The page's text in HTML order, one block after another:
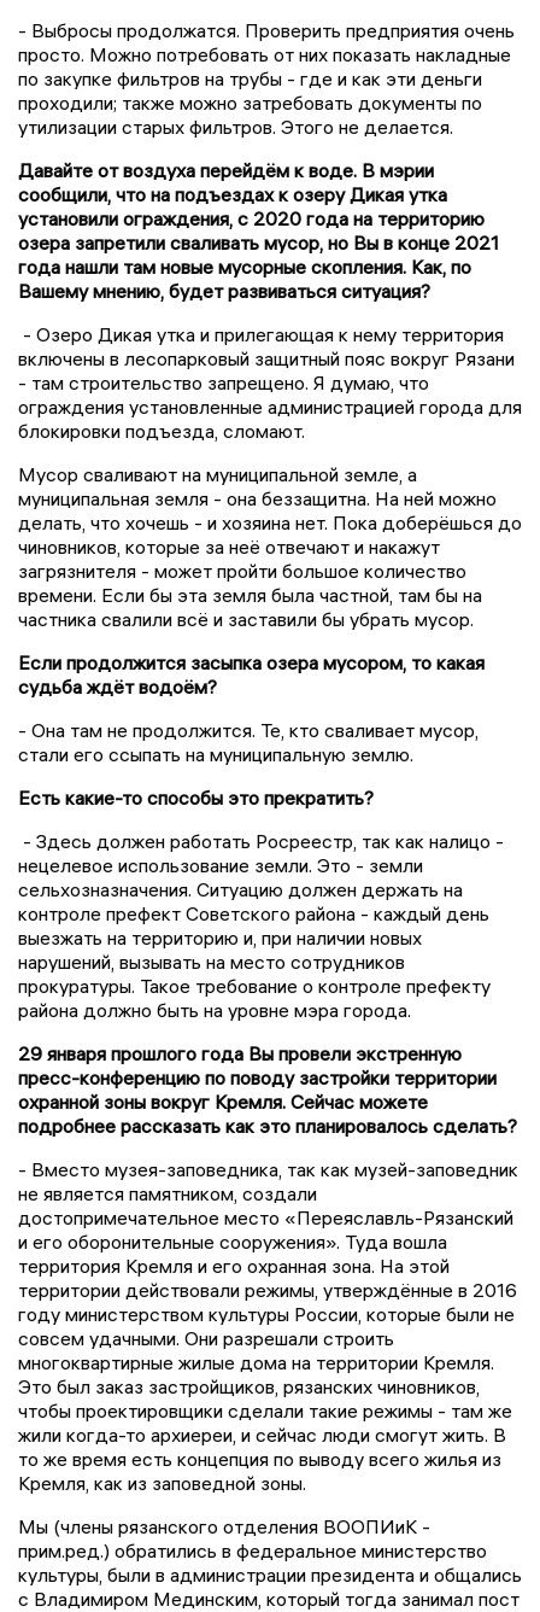
- Выбросы продолжатся. Проверить предприятия очень
просто. Можно потребовать от них показать накладные
по закупке фильтров на трубы - где и как эти деньги
проходили; также можно затребовать документы по
утилизации старых фильтров. Этого не делается.
Давайте от воздуха перейдём к воде. В мэрии
сообщили, что на подъездах к озеру Дикая утка
установили ограждения, с 2020 года на территорию
озера запретили сваливать мусор, но Вы в конце 2021
года нашли там новые мусорные скопления. Как, по
Вашему мнению, будет развиваться ситуация?
- Озеро Дикая утка и прилегающая к нему территория
включены в лесопарковый защитный пояс вокруг Рязани
- там строительство запрещено. Я думаю, что
ограждения установленные администрацией города для
блокировки подъезда, сломают.
Мусор сваливают на муниципальной земле, а
муниципальная земля - она беззащитна. На ней можно
делать, что хочешь - и хозяина нет. Пока доберёшься до
чиновников, которые за неё отвечают и накажут
загрязнителя - может пройти большое количество
времени. Если бы эта земля была частной, там бы на
частника свалили всё и заставили бы убрать мусор.
Если продолжится засыпка озера мусором, то какая
судьба ждёт водоём?
- Она там не продолжится. Те, кто сваливает мусор,
стали его ссыпать на муниципальную землю.
Есть какие-то способы это прекратить?
- Здесь должен работать Росреестр, так как налицо -
нецелевое использование земли. Это - земли
сельхозназначения. Ситуацию должен держать на
контроле префект Советского района - каждый день
выезжать на территорию и, при наличии новых
нарушений, вызывать на место сотрудников
прокуратуры. Такое требование о контроле префекту
района должно быть на уровне мэра города.
29 января прошлого года Вы провели экстренную
пресс-конференцию по поводу застройки территории
охранной зоны вокруг Кремля. Сейчас можете
подробнее рассказать как это планировалось сделать?
- Вместо музея-заповедника, так как музей-заповедник
не является памятником, создали
достопримечательное место «Переяславль-Рязанский
и его оборонительные сооружения». Туда вошла
территория Кремля и его охранная зона. На этой
территории действовали режимы, утверждённые в 2016
году министерством культуры России, которые были не
совсем удачными. Они разрешали строить
многоквартирные жилые дома на территории Кремля.
Это был заказ застройщиков, рязанских чиновников,
чтобы проектировщики сделали такие режимы - там же
жили когда-то архиереи, и сейчас люди смогут жить. В
то же время есть концепция по выводу всего жилья из
Кремля, как из заповедной зоны.
Мы (члены рязанского отделения ВООПИиК -
прим.ред.) обратились в федеральное министерство
культуры, были в администрации президента и общались
с Владимиром Мединским, который тогда занимал пост